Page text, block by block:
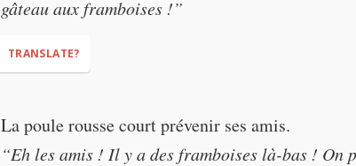
gâteau aux framboises !”
TRANSLATE?
“RASPBERRIES!” “Yum yum yum! We
La poule rousse court prévenir ses amis.
“Eh les amis ! Il y a des framboises là-bas ! On